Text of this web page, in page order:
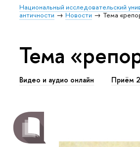
Национальный исследовательский
античности
Новости Тема
Тема
Видео и аудио онлайн Приём